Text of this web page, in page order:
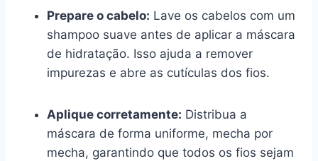
Prepare o cabelo: Lave os cabelos com um
shampoo suave antes de aplicar a máscara
de hidratação. Isso ajuda a remover
impurezas e abre as cutículas dos fios.
Aplique corretamente: Distribua a
máscara de forma uniforme, mecha por
mecha, garantindo que todos os fios sejam